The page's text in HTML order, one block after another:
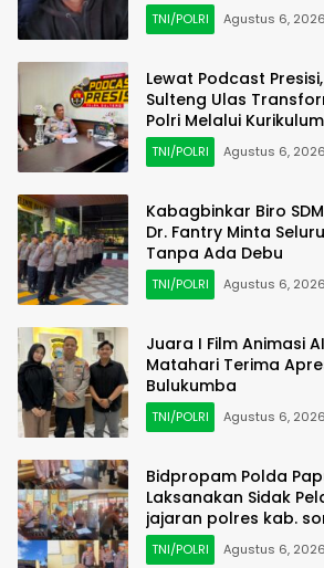
TNI/POLRI Agustus 6, 2026
Lewat Podcast Presisi,
Sulteng Ulas
Polri Melalui Kurikulum
TNI/POLRI Agustus 6, 2026
Kabagbinkar Biro
Dr. Fantry Minta
Tanpa Ada Debu
TNI/POLRI Agustus 6, 2026
Juara I Film Animasi
Matahari Terima
Bulukumba
TNI/POLRI Agustus 6, 2026
Bidpropam Polda
Laksanakan Sidak
jajaran polres kab.
Salawati
TNI/POLRI Agustus 6, 2026